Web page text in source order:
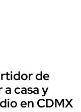
de
casa y
en CDMX